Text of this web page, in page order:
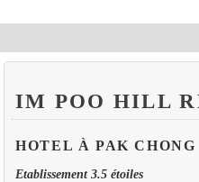
IM POO HILL
HOTEL À PAK CHONG
Etablissement 3.5 étoiles